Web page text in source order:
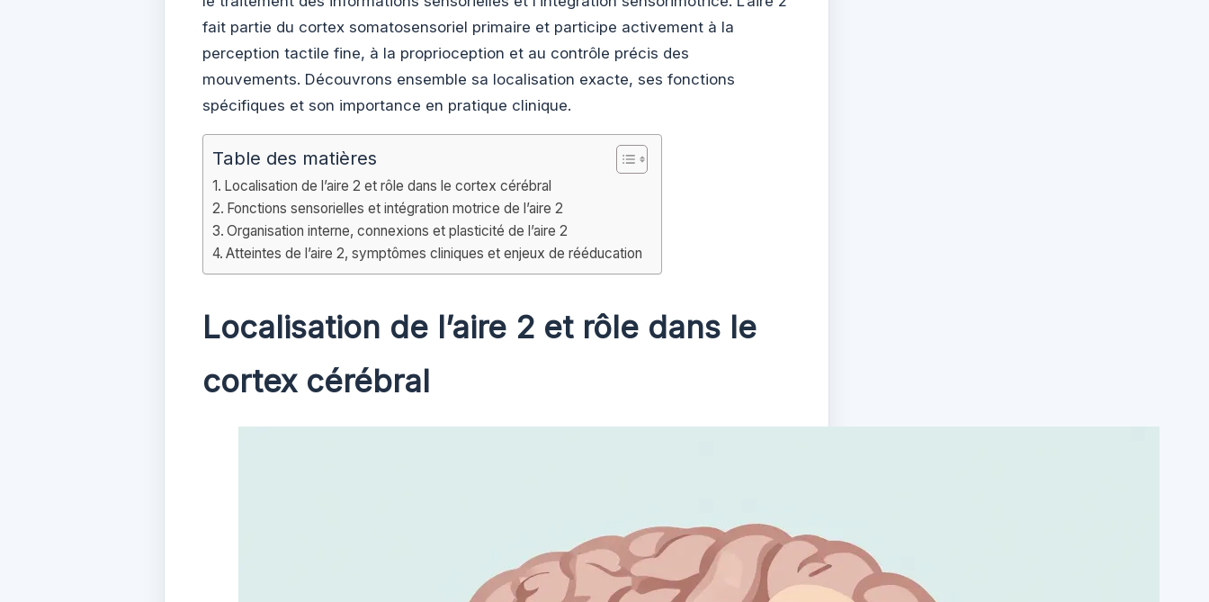
fait partie du cortex somatosensoriel primaire et participe activement à la
perception tactile fine, à la proprioception et au contrôle précis des
mouvements. Découvrons ensemble sa localisation exacte, ses fonctions
spécifiques et son importance en pratique clinique.
Table des matières
Localisation de l’aire 2 et rôle dans le cortex cérébral
Fonctions sensorielles et intégration motrice de l’aire 2
Organisation interne, connexions et plasticité de l’aire 2
Atteintes de l’aire 2, symptômes cliniques et enjeux de rééducation
Localisation de l’aire 2 et rôle dans le
cortex cérébral